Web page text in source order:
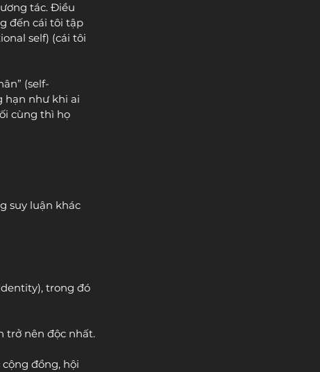
tác. Điều
đến cái tôi tập
self) (cái tôi
(self-
hạn như khi ai
cùng thì họ
suy luận khác
trong đó
trở nên độc nhất.
đồng, hội